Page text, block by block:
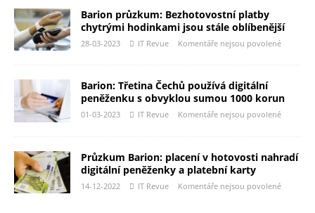
Barion průzkum: Bezhotovostní platby
chytrými hodinkami jsou stále oblíbenější
28-03-2023 IT Revue Komentáře nejsou povolené
Barion: Třetina Čechů používá digitální
peněženku s obvyklou sumou 1000 korun
01-03-2023 IT Revue Komentáře nejsou povolené
Průzkum Barion: placení v hotovosti nahradí
digitální peněženky a platební karty
14-12-2022 IT Revue Komentáře nejsou povolené